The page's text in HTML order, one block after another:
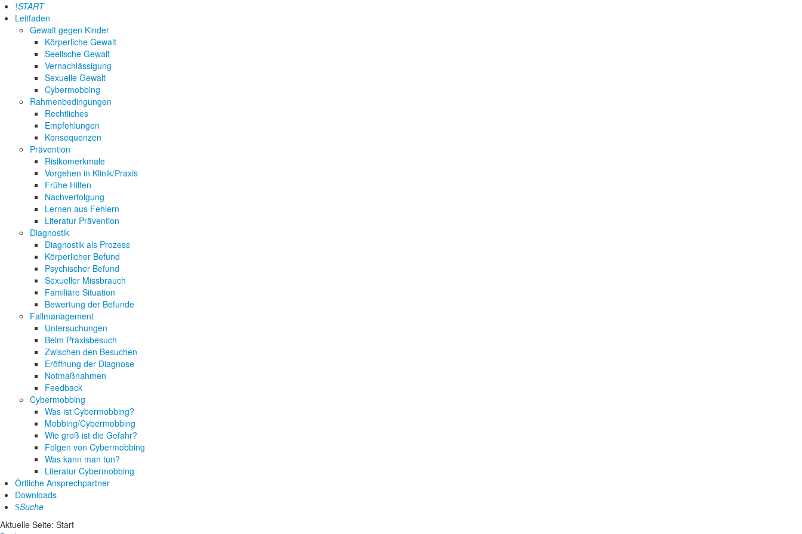
START
Leitfaden
Gewalt gegen Kinder
Körperliche Gewalt
Seelische Gewalt
Vernachlässigung
Sexuelle Gewalt
Cybermobbing
Rahmenbedingungen
Rechtliches
Empfehlungen
Konsequenzen
Prävention
Risikomerkmale
Vorgehen in Klinik/Praxis
Frühe Hilfen
Nachverfolgung
Lernen aus Fehlern
Literatur Prävention
Diagnostik
Diagnostik als Prozess
Körperlicher Befund
Psychischer Befund
Sexueller Missbrauch
Familiäre Situation
Bewertung der Befunde
Fallmanagement
Untersuchungen
Beim Praxisbesuch
Zwischen den Besuchen
Eröffnung der Diagnose
Notmaßnahmen
Feedback
Cybermobbing
Was ist Cybermobbing?
Mobbing/Cybermobbing
Wie groß ist die Gefahr?
Folgen von Cybermobbing
Was kann man tun?
Literatur Cybermobbing
Örtliche Ansprechpartner
Downloads
Suche
Aktuelle Seite: Start